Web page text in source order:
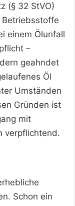
(§ 32 StVO)
Betriebsstoffe
einem Ölunfall
–
geahndet
Öl
Umständen
Gründen ist
mit
verpflichtend.
Schon ein